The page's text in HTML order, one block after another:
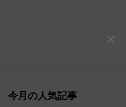
今月の人気記事